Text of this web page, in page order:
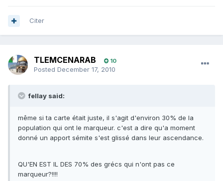
Citer
TLEMCENARAB 10
Posted December 17, 2010
fellay said:
même si ta carte était juste, il s'agit d'environ 30% de la
population qui ont le marqueur. c'est a dire qu'a moment
donné un apport sémite s'est glissé dans leur ascendance.
QU'EN EST IL DES 70% des grécs qui n'ont pas ce
marqueur?!!!!